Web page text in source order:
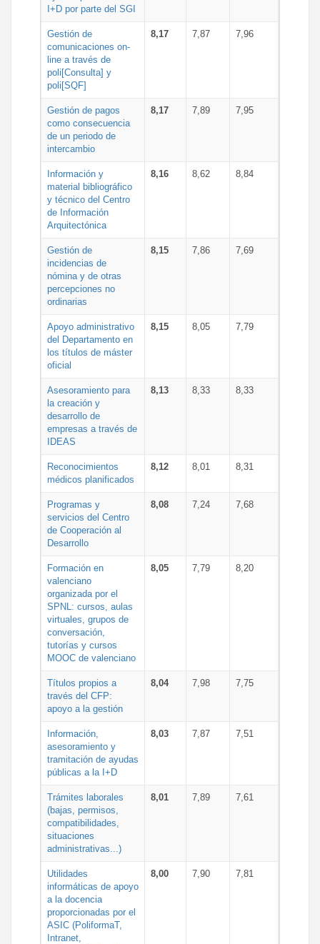
I+D por parte del SGI
Gestión de
comunicaciones on-
line a través de
poli[Consulta] y
poli[SQF]
8,17 7,87 7,96
Gestión de pagos
como consecuencia
de un periodo de
intercambio
8,17 7,89 7,95
Información y
material bibliográfico
y técnico del Centro
de Información
Arquitectónica
8,16 8,62 8,84
Gestión de
incidencias de
nómina y de otras
percepciones no
ordinarias
8,15 7,86 7,69
Apoyo administrativo
del Departamento en
los títulos de máster
oficial
8,15 8,05 7,79
Asesoramiento para
la creación y
desarrollo de
empresas a través de
IDEAS
8,13 8,33 8,33
Reconocimientos
médicos planificados
8,12 8,01 8,31
Programas y
servicios del Centro
de Cooperación al
Desarrollo
8,08 7,24 7,68
Formación en
valenciano
organizada por el
SPNL: cursos, aulas
virtuales, grupos de
conversación,
tutorías y cursos
MOOC de valenciano
8,05 7,79 8,20
Títulos propios a
través del CFP:
apoyo a la gestión
8,04 7,98 7,75
Información,
asesoramiento y
tramitación de ayudas
públicas a la I+D
8,03 7,87 7,51
Trámites laborales
(bajas, permisos,
compatibilidades,
situaciones
administrativas...)
8,01 7,89 7,61
Utilidades
informáticas de apoyo
a la docencia
proporcionadas por el
ASIC (PoliformaT,
Intranet,
8,00 7,90 7,81